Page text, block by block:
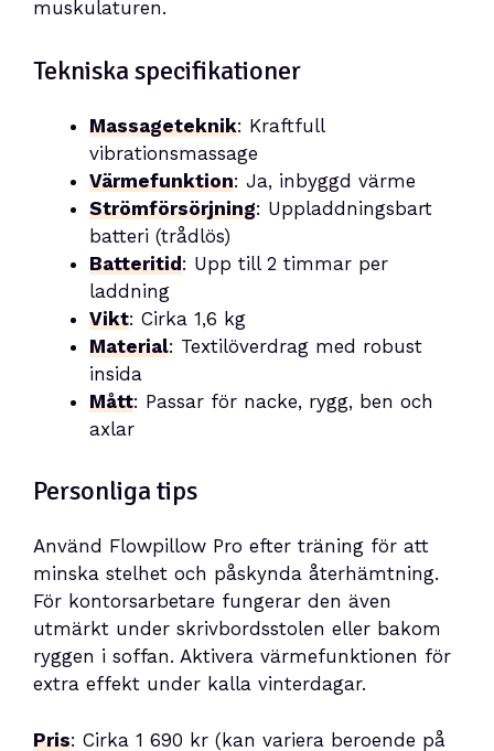
muskulaturen.
Tekniska specifikationer
Massageteknik: Kraftfull
vibrationsmassage
Värmefunktion: Ja, inbyggd värme
Strömförsörjning: Uppladdningsbart
batteri (trådlös)
Batteritid: Upp till 2 timmar per
laddning
Vikt: Cirka 1,6 kg
Material: Textilöverdrag med robust
insida
Mått: Passar för nacke, rygg, ben och
axlar
Personliga tips
Använd Flowpillow Pro efter träning för att
minska stelhet och påskynda återhämtning.
För kontorsarbetare fungerar den även
utmärkt under skrivbordsstolen eller bakom
ryggen i soffan. Aktivera värmefunktionen för
extra effekt under kalla vinterdagar.
Pris: Cirka 1 690 kr (kan variera beroende på